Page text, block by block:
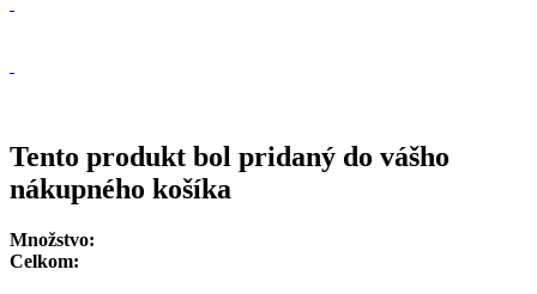
Tento produkt bol pridaný do vášho
nákupného košíka
Množstvo:
Celkom: